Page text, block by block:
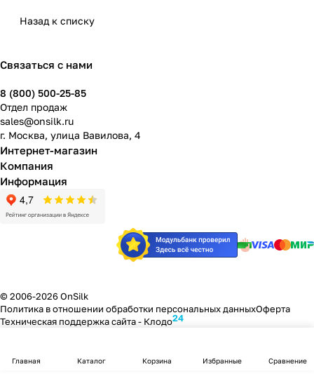
Назад к списку
Связаться с нами
8 (800) 500-25-85
Отдел продаж
sales@onsilk.ru
г. Москва, улица Вавилова, 4
Интернет-магазин
Компания
Информация
© 2006-2026 OnSilk
Политика в отношении обработки персональных данныхОферта
Техническая поддержка сайта - Клодо24
Главная Каталог Корзина Избранные Сравнение